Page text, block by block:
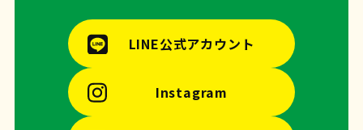
LINE公式アカウント
Instagram